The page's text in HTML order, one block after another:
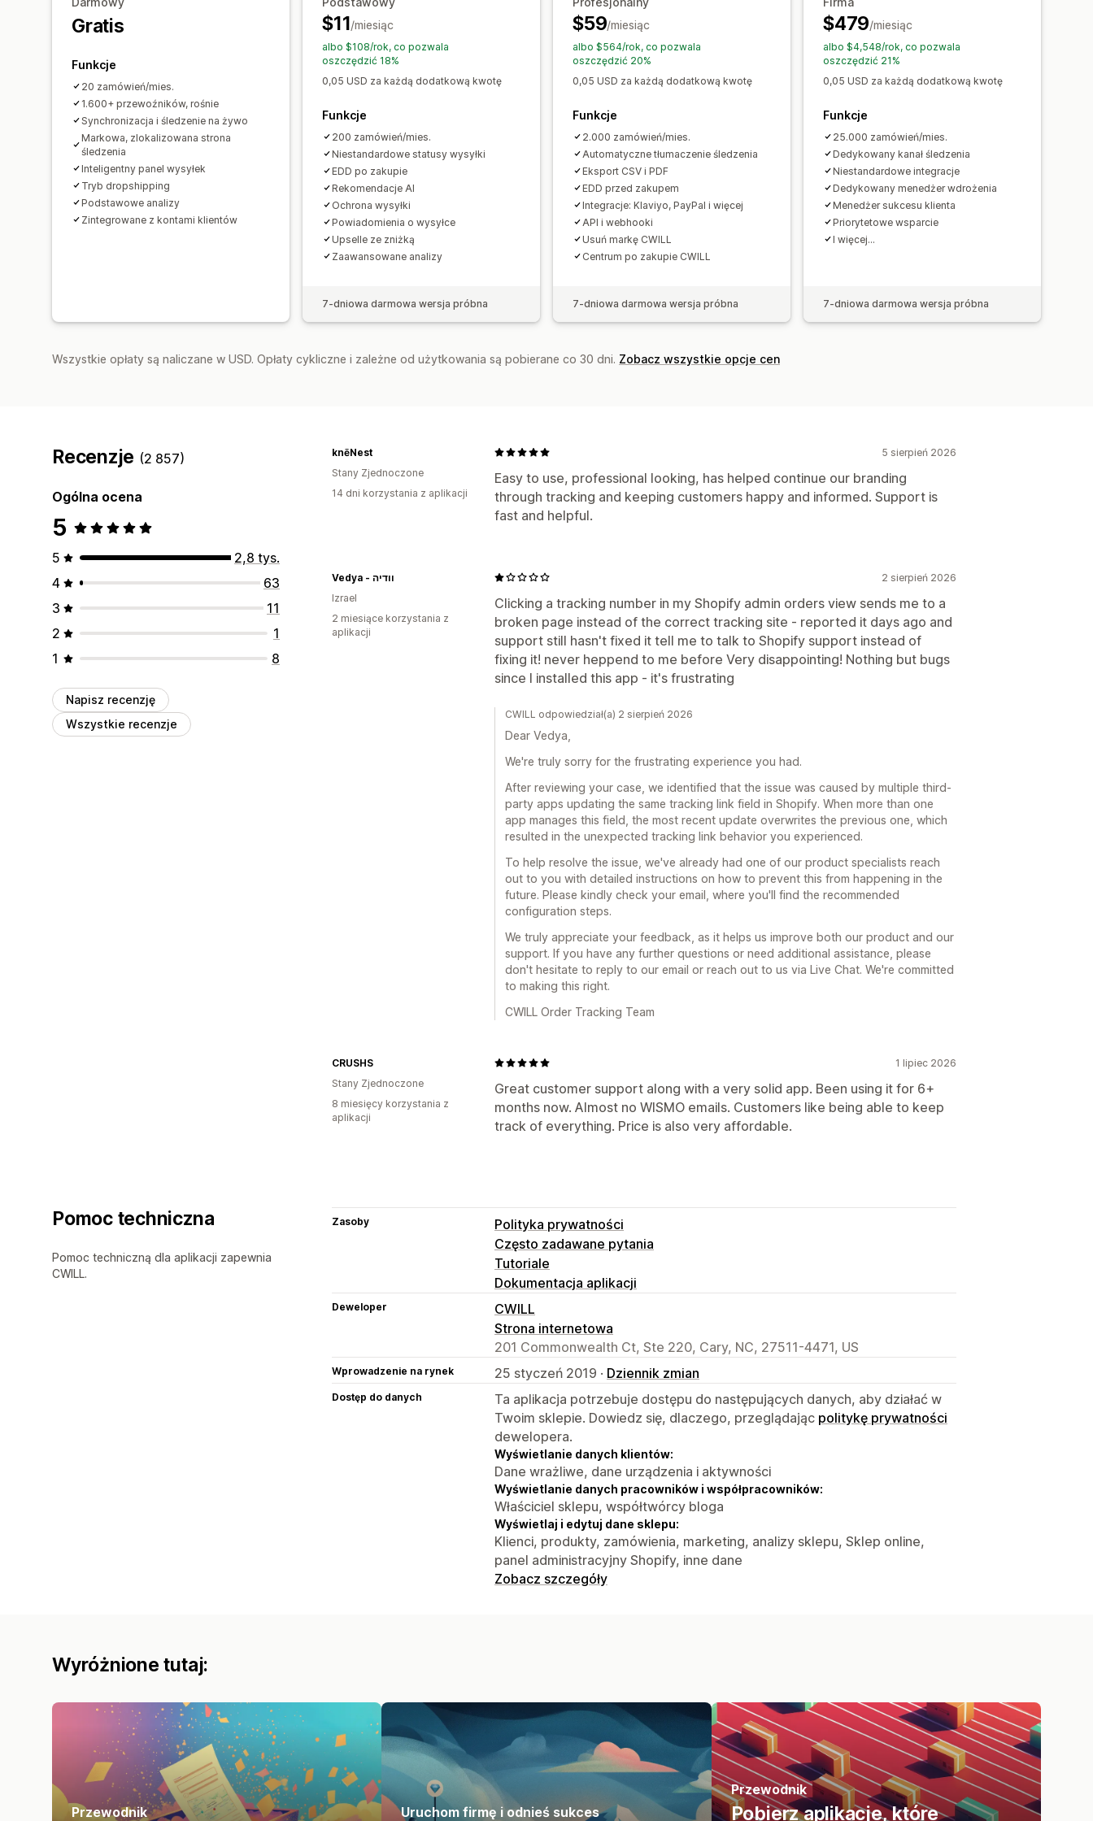
Gratis
Funkcje
20 zamówień/mies.
1.600+ przewoźników, rośnie
Synchronizacja i śledzenie na żywo
Markowa, zlokalizowana strona
śledzenia
Inteligentny panel wysyłek
Tryb dropshipping
Podstawowe analizy
Zintegrowane z kontami klientów
$11/miesiąc
albo $108/rok, co pozwala
oszczędzić 18%
0,05 USD za każdą dodatkową kwotę
Funkcje
200 zamówień/mies.
Niestandardowe statusy wysyłki
EDD po zakupie
Rekomendacje AI
Ochrona wysyłki
Powiadomienia o wysyłce
Upselle ze zniżką
Zaawansowane analizy
7-dniowa darmowa wersja próbna
$59/miesiąc
albo $564/rok, co pozwala
oszczędzić 20%
0,05 USD za każdą dodatkową kwotę
Funkcje
2.000 zamówień/mies.
Automatyczne tłumaczenie śledzenia
Eksport CSV i PDF
EDD przed zakupem
Integracje: Klaviyo, PayPal i więcej
API i webhooki
Usuń markę CWILL
Centrum po zakupie CWILL
7-dniowa darmowa wersja próbna
$479/miesiąc
albo $4,548/rok, co pozwala
oszczędzić 21%
0,05 USD za każdą dodatkową kwotę
Funkcje
25.000 zamówień/mies.
Dedykowany kanał śledzenia
Niestandardowe integracje
Dedykowany menedżer wdrożenia
Menedżer sukcesu klienta
Priorytetowe wsparcie
I więcej…
7-dniowa darmowa wersja próbna
Wszystkie opłaty są naliczane w USD. Opłaty cykliczne i zależne od użytkowania są pobierane co 30 dni. Zobacz wszystkie opcje cen
Recenzje (2 857)
Ogólna ocena
5
5
2,8 tys.
4
63
3
11
2
1
1
8
Napisz recenzję
Wszystkie recenzje
5 sierpień 2026
Easy to use, professional looking, has helped continue our branding
through tracking and keeping customers happy and informed. Support is
fast and helpful.
knēNest
Stany Zjednoczone
14 dni korzystania z aplikacji
2 sierpień 2026
Clicking a tracking number in my Shopify admin orders view sends me to a
broken page instead of the correct tracking site - reported it days ago and
support still hasn't fixed it tell me to talk to Shopify support instead of
fixing it! never heppend to me before Very disappointing! Nothing but bugs
since I installed this app - it's frustrating
Vedya - וודיה
Izrael
2 miesiące korzystania z
aplikacji
CWILL odpowiedział(a) 2 sierpień 2026
Dear Vedya,
We're truly sorry for the frustrating experience you had.
After reviewing your case, we identified that the issue was caused by multiple third-
party apps updating the same tracking link field in Shopify. When more than one
app manages this field, the most recent update overwrites the previous one, which
resulted in the unexpected tracking link behavior you experienced.
To help resolve the issue, we've already had one of our product specialists reach
out to you with detailed instructions on how to prevent this from happening in the
future. Please kindly check your email, where you'll find the recommended
configuration steps.
We truly appreciate your feedback, as it helps us improve both our product and our
support. If you have any further questions or need additional assistance, please
don't hesitate to reply to our email or reach out to us via Live Chat. We're committed
to making this right.
CWILL Order Tracking Team
1 lipiec 2026
Great customer support along with a very solid app. Been using it for 6+
months now. Almost no WISMO emails. Customers like being able to keep
track of everything. Price is also very affordable.
CRUSHS
Stany Zjednoczone
8 miesięcy korzystania z
aplikacji
Pomoc techniczna
Pomoc techniczną dla aplikacji zapewnia
CWILL.
Zasoby
Polityka prywatności
Często zadawane pytania
Tutoriale
Dokumentacja aplikacji
Deweloper
CWILL
Strona internetowa
201 Commonwealth Ct, Ste 220, Cary, NC, 27511-4471, US
Wprowadzenie na rynek 25 styczeń 2019 · Dziennik zmian
Dostęp do danych
Ta aplikacja potrzebuje dostępu do następujących danych, aby działać w
Twoim sklepie. Dowiedz się, dlaczego, przeglądając politykę prywatności
dewelopera.
Wyświetlanie danych klientów:
Dane wrażliwe, dane urządzenia i aktywności
Wyświetlanie danych pracowników i współpracowników:
Właściciel sklepu, współtwórcy bloga
Wyświetlaj i edytuj dane sklepu:
Klienci, produkty, zamówienia, marketing, analizy sklepu, Sklep online,
panel administracyjny Shopify, inne dane
Zobacz szczegóły
Wyróżnione tutaj:
Przewodnik Uruchom firmę i odnieś sukces
Przewodnik
Pobierz aplikacje, które